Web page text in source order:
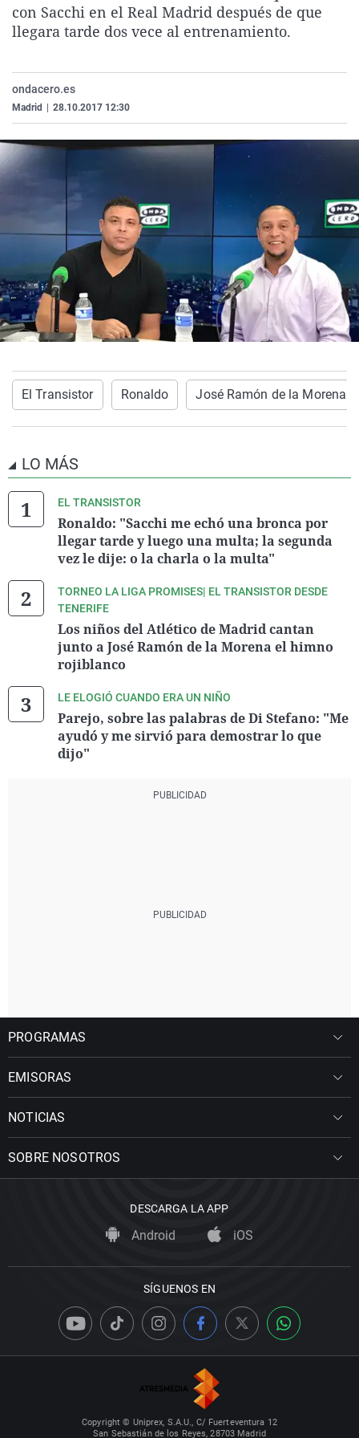
La rosa de los vientos
Gente viajera
Como el perro y el
Caso
Retornados
Equipo de
Extremadura
Galicia
La Rioja
País Vasco
Virales
Televisión
Elecciones
con Sacchi en el Real Madrid después de que
llegara tarde dos vece al entrenamiento.
ondacero.es
Madrid 28.10.2017 12:30
El Transistor Ronaldo José Ramón de la Morena
LO MÁS
EL TRANSISTOR
Ronaldo: "Sacchi me echó una bronca por
llegar tarde y luego una multa; la segunda
vez le dije: o la charla o la multa"
TORNEO LA LIGA PROMISES| EL TRANSISTOR DESDE
TENERIFE
Los niños del Atlético de Madrid cantan
junto a José Ramón de la Morena el himno
rojiblanco
LE ELOGIÓ CUANDO ERA UN NIÑO
Parejo, sobre las palabras de Di Stefano: "Me
ayudó y me sirvió para demostrar lo que
dijo"
PROGRAMAS
EMISORAS
NOTICIAS
SOBRE NOSOTROS
DESCARGA LA APP
Android iOS
SÍGUENOS EN
Copyright © Uniprex, S.A.U., C/ Fuerteventura 12
San Sebastián de los Reyes, 28703 Madrid